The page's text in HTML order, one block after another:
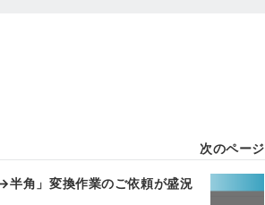
次のページ
→半角」変換作業のご依頼が盛況